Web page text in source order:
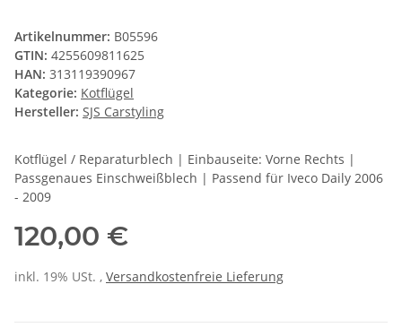
Artikelnummer: B05596
GTIN: 4255609811625
HAN: 313119390967
Kategorie: Kotflügel
Hersteller: SJS Carstyling
Kotflügel / Reparaturblech | Einbauseite: Vorne Rechts |
Passgenaues Einschweißblech | Passend für Iveco Daily 2006
- 2009
120,00 €
inkl. 19% USt. , Versandkostenfreie Lieferung